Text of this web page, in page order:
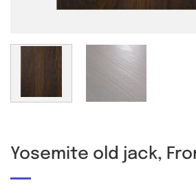
Yosemite old jack,